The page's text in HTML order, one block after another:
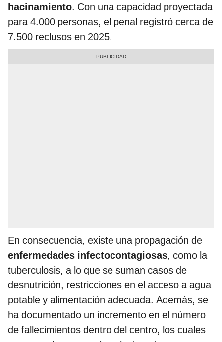
hacinamiento. Con una capacidad proyectada
para 4.000 personas, el penal registró cerca de
7.500 reclusos en 2025.
En consecuencia, existe una propagación de
enfermedades infectocontagiosas, como la
tuberculosis, a lo que se suman casos de
desnutrición, restricciones en el acceso a agua
potable y alimentación adecuada. Además, se
ha documentado un incremento en el número
de fallecimientos dentro del centro, los cuales